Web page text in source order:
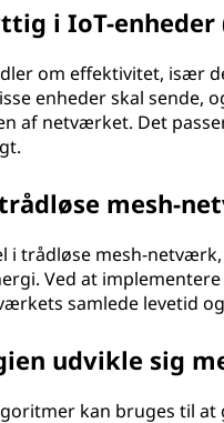
i IoT-
om effektivitet, især
enheder skal sende,
af netværket. Det
mesh-
i trådløse mesh-
Ved at
samlede levetid
udvikle sig
kan bruges til